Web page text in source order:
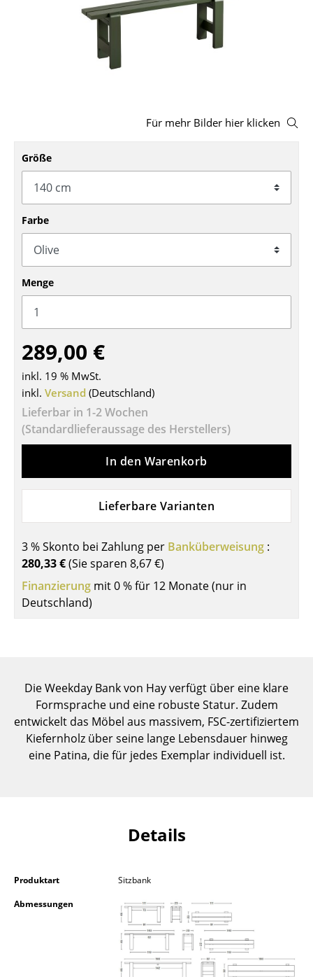
Bänke & Liegen
Schaukelstühle
Bürodrehstühle
Konferenzstühle
Bürosessel
Einzelteile
... alle Sitzmöbel
Tische
Esstische
Beistelltische
Couchtische
Schreibtische
Konferenztische
Kindertische
Gartentische
Servierwagen
Aufbewahren
Regale & Schränke
Bücherregale
Kleinaufbewahrung
Für mehr Bilder hier klicken
Größe
Farbe
Menge
289,00 €
inkl. 19 % MwSt.
inkl. Versand (Deutschland)
Lieferbar in 1-2 Wochen
(Standardlieferaussage des Herstellers)
In den Warenkorb
Lieferbare Varianten
3 % Skonto bei Zahlung per Banküberweisung :
280,33 €(Sie sparen 8,67 €)
Finanzierung mit 0 % für 12 Monate (nur in
Deutschland)
Die Weekday Bank von Hay verfügt über eine klare
Formsprache und eine robuste Statur. Zudem
entwickelt das Möbel aus massivem, FSC-zertifiziertem
Kiefernholz über seine lange Lebensdauer hinweg
eine Patina, die für jedes Exemplar individuell ist.
Details
Produktart
Sitzbank
Abmessungen